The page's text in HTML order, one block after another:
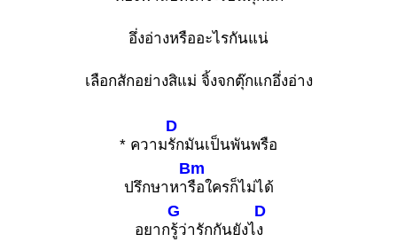
อึ่งอ่างหรืออะไรกันแน่
เลือกสักอย่างสิแม่ จิ้งจกตุ๊กแกอึ่งอ่าง
* ความ
D
รักมันเป็นพันพรือ
ปรึกษาหา
Bm
รือใครก็ไม่ได้
อยาก
G
รู้ว่ารักกันยังไ
D
ง